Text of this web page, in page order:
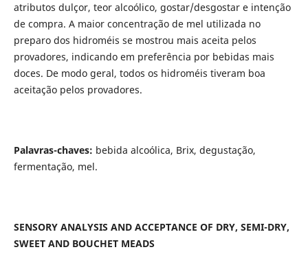
atributos dulçor, teor alcoólico, gostar/desgostar e intenção
de compra. A maior concentração de mel utilizada no
preparo dos hidroméis se mostrou mais aceita pelos
provadores, indicando em preferência por bebidas mais
doces. De modo geral, todos os hidroméis tiveram boa
aceitação pelos provadores.
Palavras-chaves: bebida alcoólica, Brix, degustação,
fermentação, mel.
SENSORY ANALYSIS AND ACCEPTANCE OF DRY, SEMI-DRY,
SWEET AND BOUCHET MEADS